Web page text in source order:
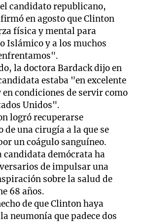
candidato republicano,
en agosto que Clinton
física y mental para
Islámico y a los muchos
la doctora Bardack dijo en
estaba "en excelente
en condiciones de servir como
Unidos".
logró recuperarse
de una cirugía a la que se
un coágulo sanguíneo.
candidata demócrata ha
de impulsar una
sobre la salud de
68 años.
de que Clinton haya
neumonía que padece dos